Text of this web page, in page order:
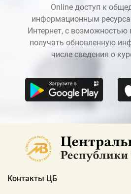
Online доступ к
информационным
Интернет, с возможностью
получать обновленную
числе сведения о
Контакты ЦБ